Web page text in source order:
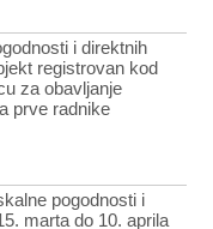
i direktnih
registrovan kod
za obavljanje
prve radnike
pogodnosti i
marta do 10. aprila